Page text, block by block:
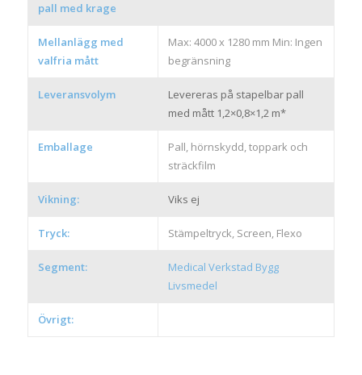
pall med krage
Mellanlägg med
valfria mått
Max: 4000 x 1280 mm Min: Ingen
begränsning
Leveransvolym
Levereras på stapelbar pall
med mått 1,2×0,8×1,2 m*
Emballage
Pall, hörnskydd, toppark och
sträckfilm
Vikning: Viks ej
Tryck: Stämpeltryck, Screen, Flexo
Segment: Medical Verkstad Bygg
Livsmedel
Övrigt: